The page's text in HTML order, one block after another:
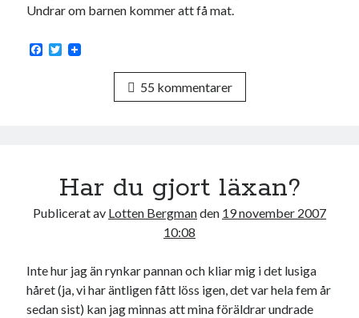
Undrar om barnen kommer att få mat.
F
T
55 kommentarer
Har du gjort läxan?
Publicerat av Lotten Bergmanden 19 november 2007
10:08
Inte hur jag än rynkar pannan och kliar mig i det lusiga
håret (ja, vi har äntligen fått löss igen, det var hela fem år
sedan sist) kan jag minnas att mina föräldrar undrade